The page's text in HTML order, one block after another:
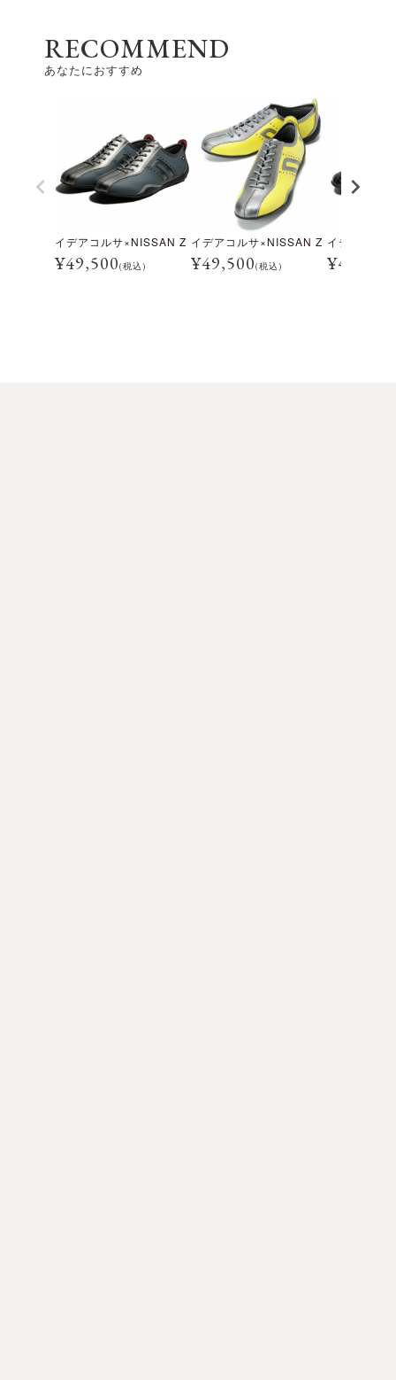
RECOMMEND
あなたにおすすめ
イデアコルサ×NISSAN Z
¥49,500(税込)
イデアコルサ×NISSAN Z
¥49,500(税込)
イデアコル
¥49,500